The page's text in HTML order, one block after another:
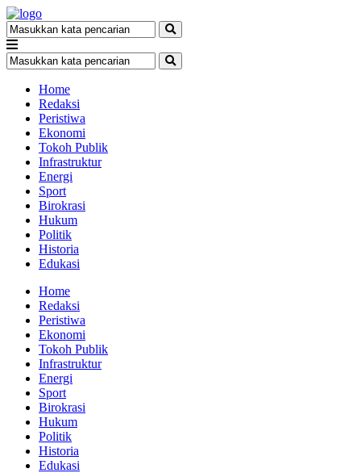
Home
Redaksi
Peristiwa
Ekonomi
Tokoh Publik
Infrastruktur
Energi
Sport
Birokrasi
Hukum
Politik
Historia
Edukasi
Home
Redaksi
Peristiwa
Ekonomi
Tokoh Publik
Infrastruktur
Energi
Sport
Birokrasi
Hukum
Politik
Historia
Edukasi